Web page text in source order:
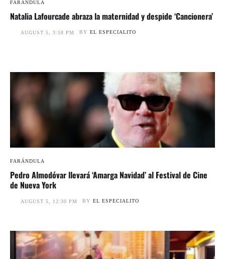
FARÁNDULA
Natalia Lafourcade abraza la maternidad y despide ‘Cancionera’
AUGUST 5, 3:58 PM BY EL ESPECIALITO
FARÁNDULA
Pedro Almodóvar llevará ‘Amarga Navidad’ al Festival de Cine
de Nueva York
AUGUST 5, 12:30 PM BY EL ESPECIALITO